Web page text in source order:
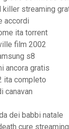
killer streaming
accordi
ita torrent
film 2002
s8
ancora gratis
ita completo
canavan
dei babbi natale
cure